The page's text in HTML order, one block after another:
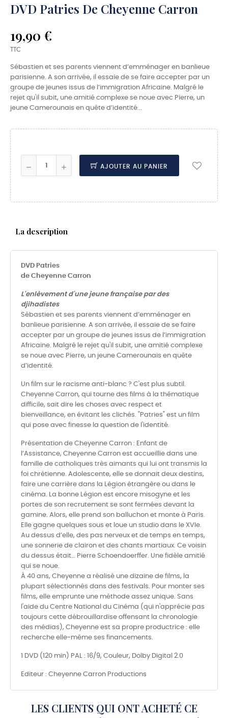
DVD Patries De Cheyenne Carron
19,90 €
TTC
Sébastien et ses parents viennent d’emménager en banlieue
parisienne. A son arrivée, il essaie de se faire accepter par un
groupe de jeunes issus de l’immigration Africaine. Malgré le
rejet qu'il subit, une amitié complexe se noue avec Pierre, un
jeune Camerounais en quête d’identité...
AJOUTER AU PANIER
La description
DVD Patries
de Cheyenne Carron
L'enlèvement d'une jeune française par des
djihadistes
Sébastien et ses parents viennent d’emménager en
banlieue parisienne. A son arrivée, il essaie de se faire
accepter par un groupe de jeunes issus de l’immigration
Africaine. Malgré le rejet qu'il subit, une amitié complexe
se noue avec Pierre, un jeune Camerounais en quête
d’identité.
Un film sur le racisme anti-blanc ? C'est plus subtil.
Cheyenne Carron, qui tourne des films à la thématique
difficile, sait dire les choses avec respect et
bienveillance, en évitant les clichés. "Patries" est un film
qui pose avec finesse la question de l'identité.
Présentation de Cheyenne Carron : Enfant de
l’Assistance, Cheyenne Carron est accueillie dans une
famille de catholiques très aimants qui lui ont transmis la
foi chrétienne. Adolescente, elle se donnait deux destins,
faire une carrière dans la Légion étrangère ou dans le
cinéma. La bonne Légion est encore misogyne et les
portes de son recrutement se sont fermées devant la
gamine. Alors, elle prend son balluchon et monte à Paris.
Elle gagne quelques sous et loue un studio dans le XVIe.
Au dessus d’elle, des pas nerveux et de temps en temps,
une sonnerie de clairon et des chants martiaux. Ce voisin
du dessus était… Pierre Schoendoerffer. Une fidèle amitié
qui se noue.
À 40 ans, Cheyenne a réalisé une dizaine de films, la
plupart sélectionnés dans des festivals. Pour monter ses
films, elle emprunte une méthode assez unique. Sans
l'aide du Centre National du Cinéma (qui n'apprécie pas
toujours cette débrouillardise offensant la chronologie
des médias), Cheyenne est sa propre productrice : elle
recherche elle-même ses financements.
1 DVD (120 min) PAL : 16/9, Couleur, Dolby Digital 2.0
Editeur : Cheyenne Carron Productions
LES CLIENTS QUI ONT ACHETÉ CE